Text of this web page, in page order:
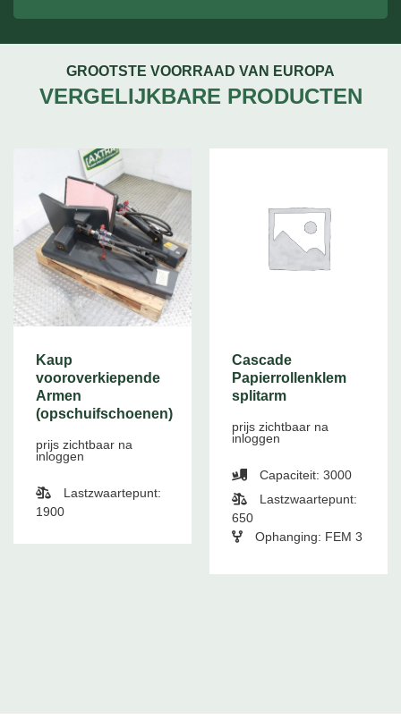
GROOTSTE VOORRAAD VAN EUROPA
VERGELIJKBARE PRODUCTEN
Kaup
vooroverkiepende
Armen
(opschuifschoenen)
prijs zichtbaar na
inloggen
Lastzwaartepunt:
1900
Cascade
Papierrollenklem
splitarm
prijs zichtbaar na
inloggen
Capaciteit: 3000
Lastzwaartepunt:
650
Ophanging: FEM 3